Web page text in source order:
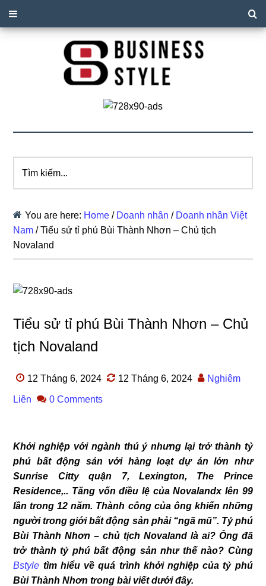
kiếm...
You are here: Home / Doanh nhân / Doanh nhân Việt
Nam /Tiểu sử tỉ phú Bùi Thành Nhơn – Chủ tịch
Novaland
Tiểu sử tỉ phú Bùi Thành Nhơn – Chủ
tịch Novaland
12 Tháng 6, 2024 12 Tháng 6, 2024 Nghiêm
Liên 0 Comments
Khởi nghiệp với ngành thú ý nhưng lại trở thành tỷ
phú bất động sản với hàng loạt dự án lớn như
Sunrise Citty quận 7, Lexington, The Prince
Residence,.. Tăng vốn điều lệ của Novalandx lên 99
lần trong 12 năm. Thành công của ông khiến những
người trong giới bất động sản phải “ngã mũ”. Tỷ phú
Bùi Thành Nhơn – chủ tịch Novaland là ai? Ông đã
trở thành tỷ phú bất động sản như thế nào? Cùng
Bstyle tìm hiểu về quá trình khởi nghiệp của tỷ phú
Bùi Thành Nhơn trong bài viết dưới đây.